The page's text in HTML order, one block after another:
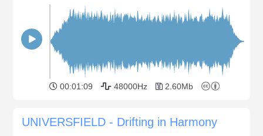
00:01:09 48000Hz 2.60Mb
UNIVERSFIELD - Drifting in Harmony